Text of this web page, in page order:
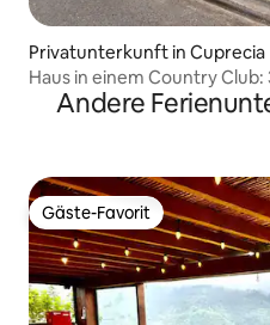
Privatunterkunft in Cuprecia
Haus in einem Country
mit Doppelbett, 1
Andere
Gäste-Favorit
Gäste-Favorit